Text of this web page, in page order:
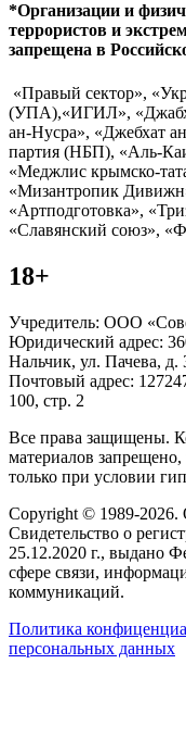
*Организации и
террористов и
запрещена в
«Правый сектор»,
(УПА),«ИГИЛ»,
ан-Нусра», «Джебхат
партия (НБП), «Аль-
«Меджлис крымско-
«Мизантропик
«Артподготовка»,
«Славянский союз»,
18+
Учредитель: ООО
Юридический адрес:
Нальчик, ул. Пачева, д.
Почтовый адрес:
100, стр. 2
Все права защищены.
материалов
только при условии
Copyright © 1989-
Свидетельство о
25.12.2020 г., выдано
сфере связи,
коммуникаций.
Политика
персональных данных